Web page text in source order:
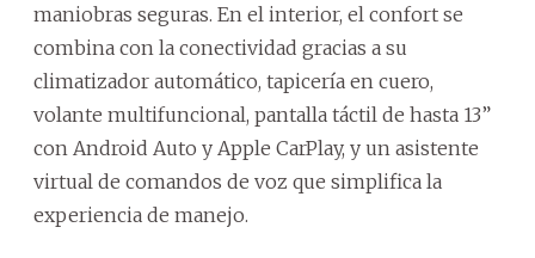
maniobras seguras. En el interior, el confort se
combina con la conectividad gracias a su
climatizador automático, tapicería en cuero,
volante multifuncional, pantalla táctil de hasta 13”
con Android Auto y Apple CarPlay, y un asistente
virtual de comandos de voz que simplifica la
experiencia de manejo.